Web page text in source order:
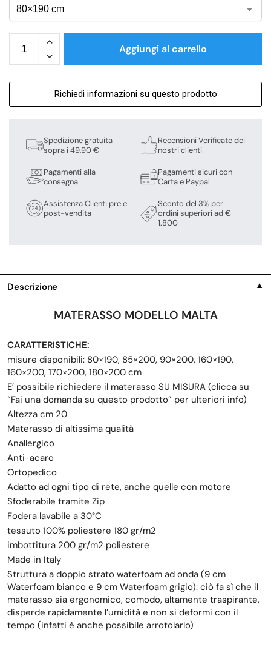
Aggiungi al carrello
Richiedi informazioni su questo prodotto
Spedizione gratuita
sopra i 49,90 €
Pagamenti alla
consegna
Assistenza Clienti pre e
post-vendita
Recensioni Verificate dei
nostri clienti
Pagamenti sicuri con
Carta e Paypal
Sconto del 3% per
ordini superiori ad €
1.800
Descrizione ▼
MATERASSO MODELLO MALTA
CARATTERISTICHE:
misure disponibili: 80×190, 85×200, 90×200, 160×190,
160×200, 170×200, 180×200 cm
E’ possibile richiedere il materasso SU MISURA (clicca su
“Fai una domanda su questo prodotto” per ulteriori info)
Altezza cm 20
Materasso di altissima qualità
Anallergico
Anti-acaro
Ortopedico
Adatto ad ogni tipo di rete, anche quelle con motore
Sfoderabile tramite Zip
Fodera lavabile a 30°C
tessuto 100% poliestere 180 gr/m2
imbottitura 200 gr/m2 poliestere
Made in Italy
Struttura a doppio strato waterfoam ad onda (9 cm
Waterfoam bianco e 9 cm Waterfoam grigio): ciò fa sì che il
materasso sia ergonomico, comodo, altamente traspirante,
disperde rapidamente l’umidità e non si deformi con il
tempo (infatti è anche possibile arrotolarlo)